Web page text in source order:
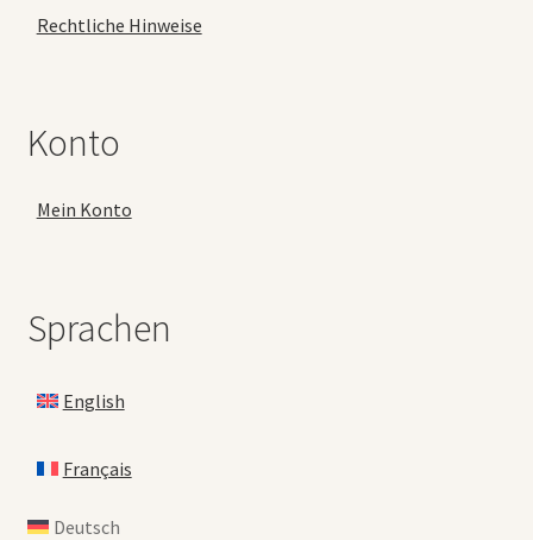
Rechtliche Hinweise
Konto
Mein Konto
Sprachen
English
Français
Deutsch